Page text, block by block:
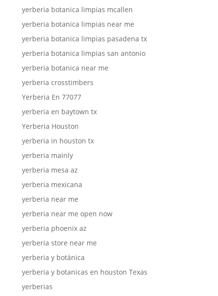
yerberia botanica limpias mcallen
yerberia botanica limpias near me
yerberia botanica limpias pasadena tx
yerberia botanica limpias san antonio
yerberia botanica near me
yerberia crosstimbers
Yerberia En 77077
yerberia en baytown tx
Yerberia Houston
yerberia in houston tx
yerberia mainly
yerberia mesa az
yerberia mexicana
yerberia near me
yerberia near me open now
yerberia phoenix az
yerberia store near me
yerberia y botánica
yerberia y botanicas en houston Texas
yerberias